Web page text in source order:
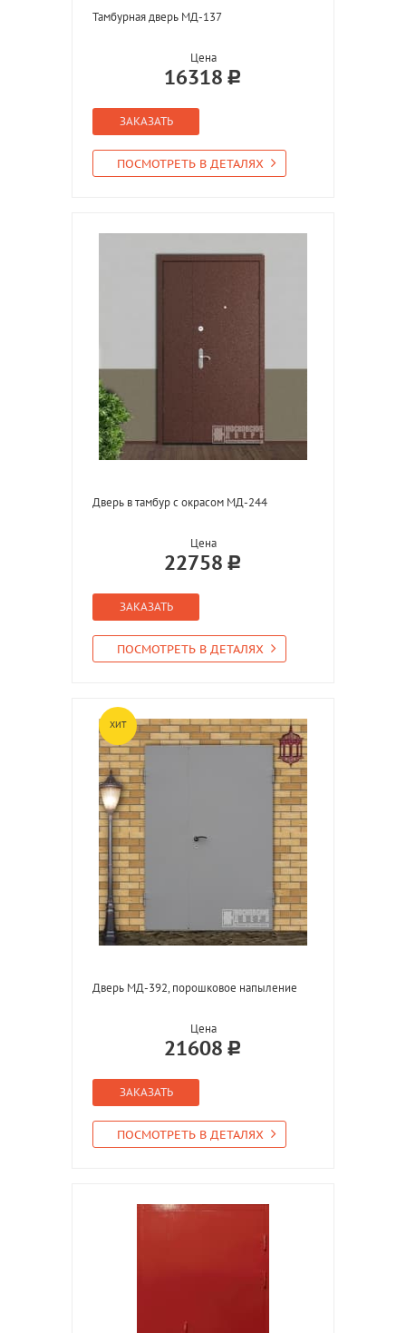
Тамбурная дверь МД-137
Цена
16318
ЗАКАЗАТЬ
ПОСМОТРЕТЬ В ДЕТАЛЯХ
Дверь в тамбур с окрасом МД-244
Цена
22758
ЗАКАЗАТЬ
ПОСМОТРЕТЬ В ДЕТАЛЯХ
ХИТ
Дверь МД-392, порошковое напыление
Цена
21608
ЗАКАЗАТЬ
ПОСМОТРЕТЬ В ДЕТАЛЯХ